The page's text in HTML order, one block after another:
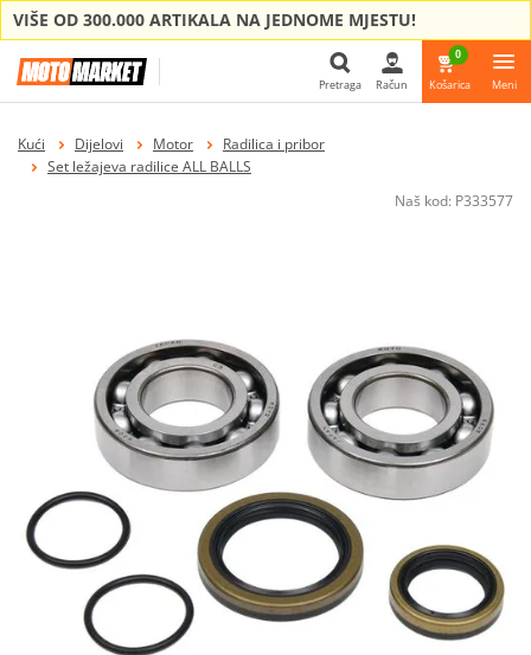
VIŠE OD 300.000 ARTIKALA NA JEDNOME MJESTU!
Pretraga Račun
0
Košarica Meni
Kući Dijelovi Motor
Radilica i pribor
Set ležajeva radilice ALL BALLS
Naš kod: P333577